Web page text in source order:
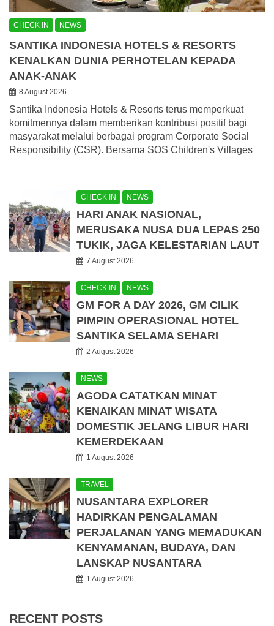
CHECK IN NEWS
SANTIKA INDONESIA HOTELS & RESORTS
KENALKAN DUNIA PERHOTELAN KEPADA
ANAK-ANAK
8 August 2026
Santika Indonesia Hotels & Resorts terus memperkuat
komitmennya dalam memberikan kontribusi positif bagi
masyarakat melalui berbagai program Corporate Social
Responsibility (CSR). Bersama SOS Children's Villages
CHECK IN NEWS
HARI ANAK NASIONAL,
MERUSAKA NUSA DUA LEPAS 250
TUKIK, JAGA KELESTARIAN LAUT
7 August 2026
CHECK IN NEWS
GM FOR A DAY 2026, GM CILIK
PIMPIN OPERASIONAL HOTEL
SANTIKA SELAMA SEHARI
2 August 2026
NEWS
AGODA CATATKAN MINAT
KENAIKAN MINAT WISATA
DOMESTIK JELANG LIBUR HARI
KEMERDEKAAN
1 August 2026
TRAVEL
NUSANTARA EXPLORER
HADIRKAN PENGALAMAN
PERJALANAN YANG MEMADUKAN
KENYAMANAN, BUDAYA, DAN
LANSKAP NUSANTARA
1 August 2026
RECENT POSTS